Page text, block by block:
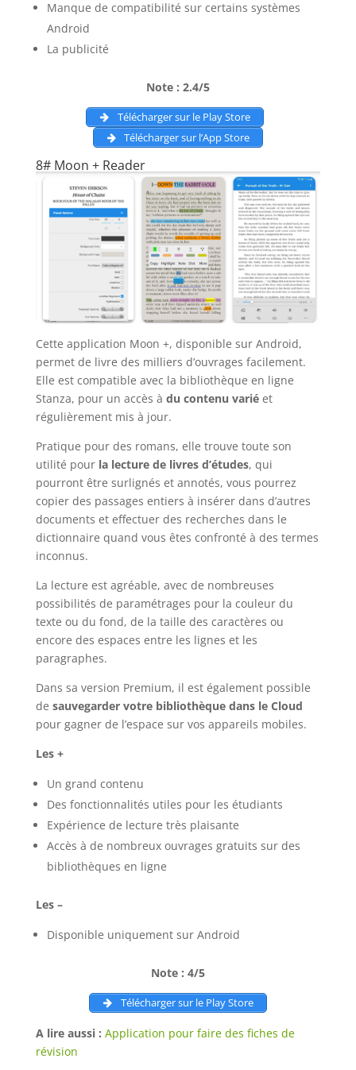
Manque de compatibilité sur certains systèmes
Android
La publicité
Note : 2.4/5
Télécharger sur le Play Store
Télécharger sur l’App Store
8# Moon + Reader
Cette application Moon +, disponible sur Android,
permet de livre des milliers d’ouvrages facilement.
Elle est compatible avec la bibliothèque en ligne
Stanza, pour un accès à du contenu variéet
régulièrement mis à jour.
Pratique pour des romans, elle trouve toute son
utilité pour la lecture de livres d’études, qui
pourront être surlignés et annotés, vous pourrez
copier des passages entiers à insérer dans d’autres
documents et effectuer des recherches dans le
dictionnaire quand vous êtes confronté à des termes
inconnus.
La lecture est agréable, avec de nombreuses
possibilités de paramétrages pour la couleur du
texte ou du fond, de la taille des caractères ou
encore des espaces entre les lignes et les
paragraphes.
Dans sa version Premium, il est également possible
de sauvegarder votre bibliothèque dans le Cloud
pour gagner de l’espace sur vos appareils mobiles.
Les +
Un grand contenu
Des fonctionnalités utiles pour les étudiants
Expérience de lecture très plaisante
Accès à de nombreux ouvrages gratuits sur des
bibliothèques en ligne
Les –
Disponible uniquement sur Android
Note : 4/5
Télécharger sur le Play Store
A lire aussi : Application pour faire des fiches de
révision